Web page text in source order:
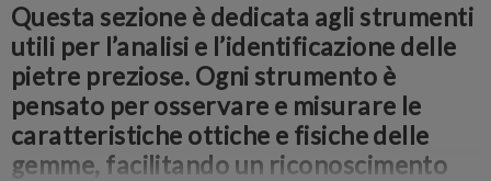
Questa sezione è dedicata agli strumenti
utili per l’analisi e l’identificazione delle
pietre preziose. Ogni strumento è
pensato per osservare e misurare le
caratteristiche ottiche e fisiche delle
gemme, facilitando un riconoscimento